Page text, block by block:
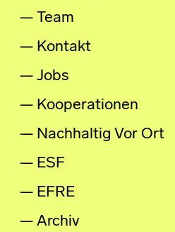
Team
Kontakt
Jobs
Kooperationen
Nachhaltig Vor Ort
ESF
EFRE
Archiv